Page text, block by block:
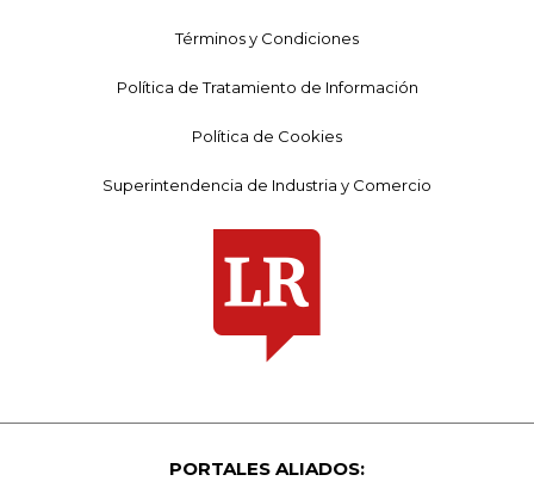
Términos y Condiciones
Política de Tratamiento de Información
Política de Cookies
Superintendencia de Industria y Comercio
PORTALES ALIADOS: